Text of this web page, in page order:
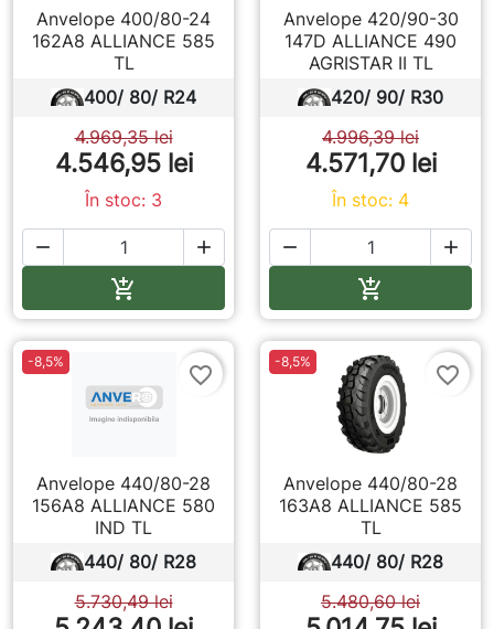
Anvelope 400/80-24
162A8 ALLIANCE 585
TL
400/ 80/ R24
4.546,95 lei
4.969,35 lei
În stoc: 3
 

Anvelope 420/90-30
147D ALLIANCE 490
AGRISTAR II TL
420/ 90/ R30
4.571,70 lei
4.996,39 lei
În stoc: 4
 

-8,5%
favorite_border
Anvelope 440/80-28
156A8 ALLIANCE 580
IND TL
440/ 80/ R28
5.730,49 lei
-8,5%
favorite_border
Anvelope 440/80-28
163A8 ALLIANCE 585
TL
440/ 80/ R28
5.480,60 lei